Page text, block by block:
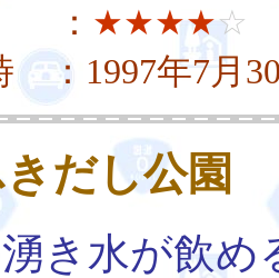
： ★★★★☆
：1997年7月
だし公園
き水が飲め